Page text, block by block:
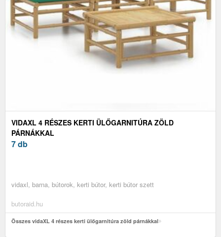
VIDAXL 4 RÉSZES KERTI ÜLŐGARNITÚRA ZÖLD
PÁRNÁKKAL
7 db
vidaxl, barna, bútorok, kerti bútor, kerti bútor szett
butoraid.hu
Összes vidaXL 4 részes kerti ülőgarnitúra zöld párnákkal